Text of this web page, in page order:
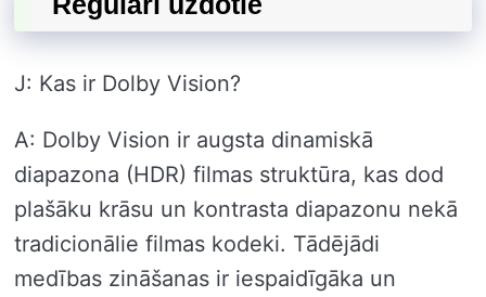
J: Kas ir Dolby Vision?
A: Dolby Vision ir augsta dinamiskā
diapazona (HDR) filmas struktūra, kas dod
plašāku krāsu un kontrasta diapazonu nekā
tradicionālie filmas kodeki. Tādējādi
medības zināšanas ir iespaidīgāka un